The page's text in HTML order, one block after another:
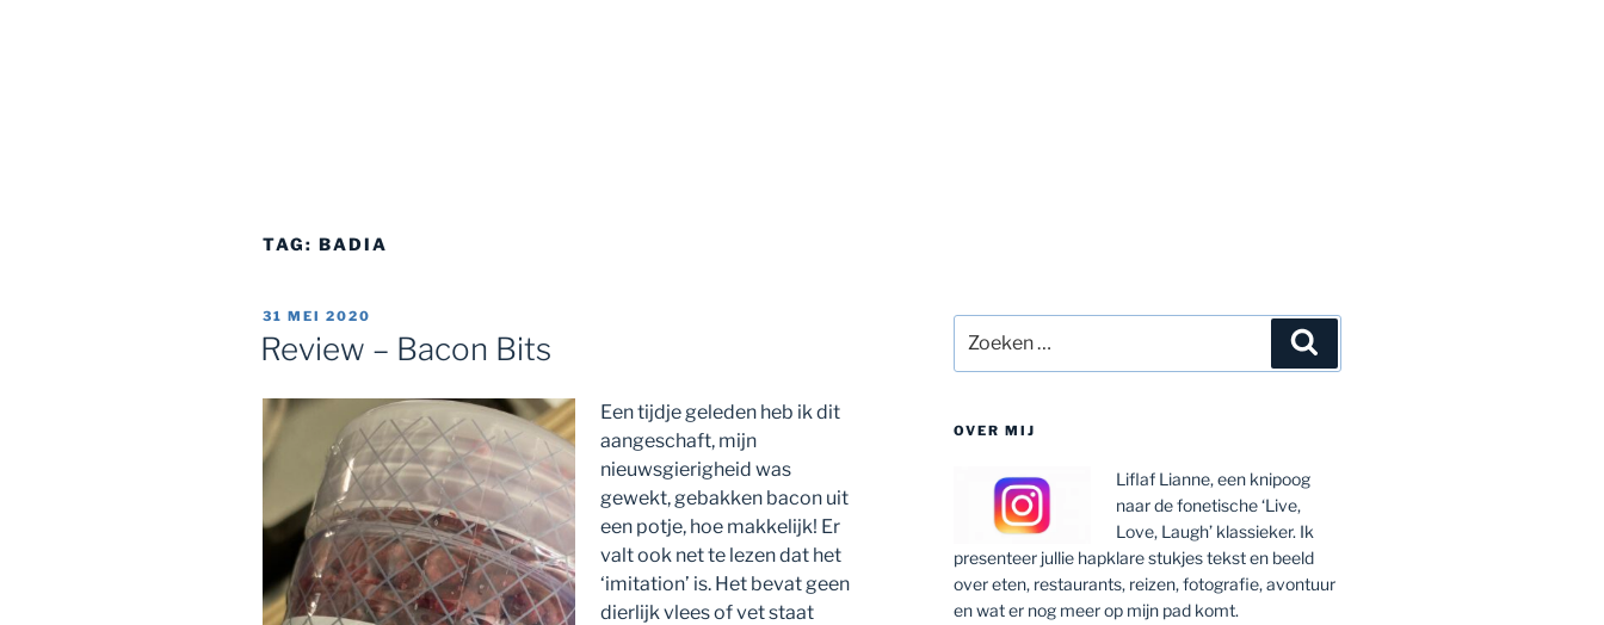
TAG: BADIA
GEPLAATST
OP
31 MEI 2020
Review – Bacon Bits
Een tijdje geleden heb ik dit
aangeschaft, mijn
nieuwsgierigheid was
gewekt, gebakken bacon uit
een potje, hoe makkelijk! Er
valt ook net te lezen dat het
‘imitation’ is. Het bevat geen
dierlijk vlees of vet staat
naar:
OVER MIJ
Liflaf Lianne, een knipoog
naar de fonetische ‘Live,
Love, Laugh’ klassieker. Ik
presenteer jullie hapklare stukjes tekst en beeld
over eten, restaurants, reizen, fotografie, avontuur
en wat er nog meer op mijn pad komt.